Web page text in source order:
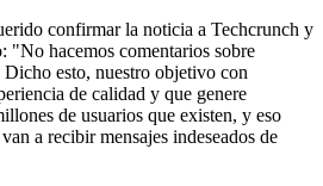
confirmar la noticia a Techcrunch y
"No hacemos comentarios sobre
esto, nuestro objetivo con
de calidad y que genere
de usuarios que existen, y eso
a recibir mensajes indeseados de